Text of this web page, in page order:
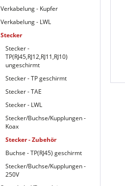
Verkabelung - Kupfer
Verkabelung - LWL
Stecker
Stecker -
TP(RJ45,RJ12,RJ11,RJ10)
ungeschirmt
Stecker - TP geschirmt
Stecker - TAE
Stecker - LWL
Stecker/Buchse/Kupplungen -
Koax
Stecker - Zubehör
Buchse - TP(RJ45) geschirmt
Stecker/Buchse/Kupplungen -
250V